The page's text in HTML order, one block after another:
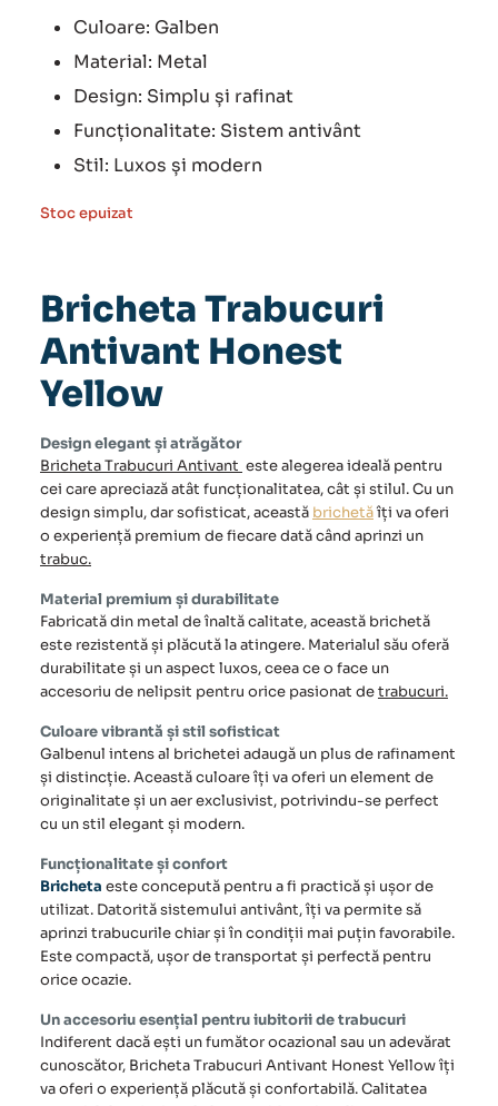
Culoare: Galben
Material: Metal
Design: Simplu și rafinat
Funcționalitate: Sistem antivânt
Stil: Luxos și modern
Stoc epuizat
Bricheta Trabucuri
Antivant Honest
Yellow
Design elegant și atrăgător
Bricheta Trabucuri Antivant este alegerea ideală pentru
cei care apreciază atât funcționalitatea, cât și stilul. Cu un
design simplu, dar sofisticat, această brichetăîți va oferi
o experiență premium de fiecare dată când aprinzi un
trabuc.
Material premium și durabilitate
Fabricată din metal de înaltă calitate, această brichetă
este rezistentă și plăcută la atingere. Materialul său oferă
durabilitate și un aspect luxos,ceea ce o face un
accesoriu de nelipsit pentru orice pasionat detrabucuri.
Culoare vibrantă și stil sofisticat
Galbenul intens al brichetei adaugă un plus de rafinament
și distincție. Această culoare îți va oferi un element de
originalitate și un aer exclusivist, potrivindu-se perfect
cu un stil elegant și modern.
Funcționalitate și confort
Bricheta este concepută pentru a fi practică și ușor de
utilizat. Datorită sistemului antivânt, îți va permite să
aprinzi trabucurilechiar și în condiții mai puțin favorabile.
Este compactă, ușor de transportat și perfectă pentru
orice ocazie.
Un accesoriu esențial pentru iubitorii de trabucuri
Indiferent dacă ești un fumător ocazional sau un adevărat
cunoscător, Bricheta Trabucuri Antivant Honest Yellow îți
va oferi o experiență plăcută și confortabilă. Calitatea